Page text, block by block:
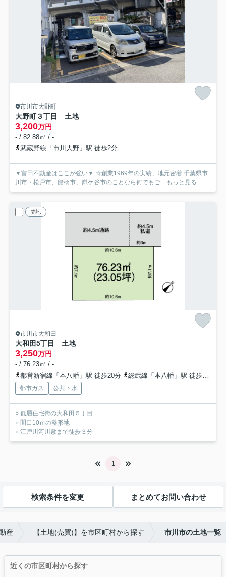
市川市大野町
大野町３丁目 土地
3,200万円
- / 82.88㎡ / -
武蔵野線「市川大野」駅 徒歩2分
▼富田不動産はここが強い▼ ☆創業1969年の実績、地元密着 千葉県市
川市・松戸市、船橋市、鎌ケ谷市のことなら何でもご... もっと見る
売地
市川市大和田
大和田5丁目 土地
3,250万円
- / 76.23㎡ / -
都営新宿線「本八幡」駅 徒歩20分
総武線「本八幡」駅 徒歩22分
都市ガス 公共下水
○ 低層住宅街の大和田５丁目
○ 間口10ｍの整形地
○ 江戸川河川敷まで徒歩３分
1
検索条件を変更 まとめてお問い合わせ
産 【土地(売買)】を市区町村から探す 市川市の土地一覧
近くの市区町村から探す